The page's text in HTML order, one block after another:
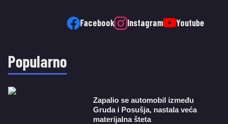
Facebook Instagram Youtube
Popularno
Zapalio se automobil između
Gruda i Posušja, nastala veća
materijalna šteta